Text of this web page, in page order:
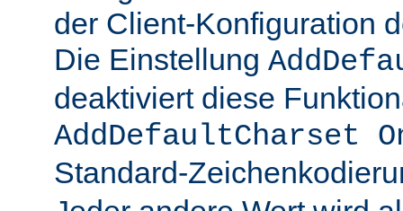
der Client-Konfiguration
Die Einstellung
deaktiviert diese
AddDefaultCharset
Standard-